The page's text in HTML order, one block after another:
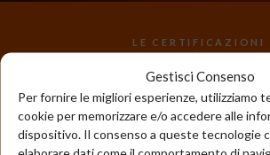
Gestisci Consenso
Per fornire le migliori esperienze, utilizziamo
cookie per memorizzare e/o accedere alle
dispositivo. Il consenso a queste tecnologie
LE CERTIFICAZIONI